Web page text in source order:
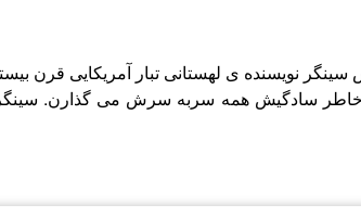
نویسنده ی لهستانی تبار آمریکایی قرن
سادگیش همه سربه سرش می گذارن. سینگر